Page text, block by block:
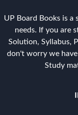
UP Board Books is
needs. If you are
Solution, Syllabus,
don't worry we
Study